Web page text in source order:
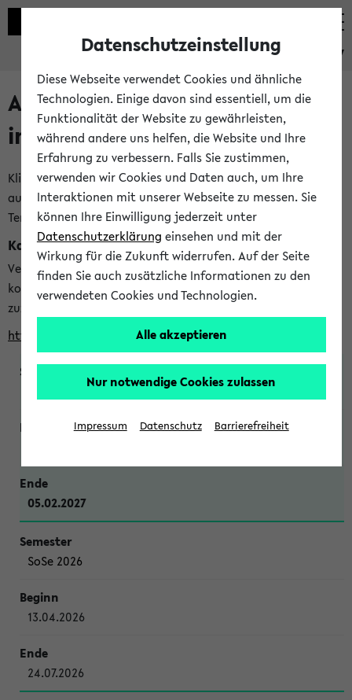
eKVV
Alle veröffentlichten Semester
im eKVV
Klicken Sie auf das Semester, welches Sie für Ihre Sitzung
auswählen möchten. Bitte beachten Sie auch die weiteren
Termine imKalender der Lehrplanung
Kalenderintegration
Verwenden Sie die folgende Adresse, um mit einer
kompatiblen Kalenderanwendung auf die Vorlesungszeiten
zuzugreifen (nähere Informationen
finden Sie hier
https://ekvv.uni-bielefeld.de/ws/calendar?vz
WiSe 2026/2027
05.02.2027
SoSe 2026
13.04.2026
24.07.2026
Datenschutzeinstellung
Diese Webseite verwendet Cookies und ähnliche
Technologien. Einige davon sind essentiell, um die
Funktionalität der Website zu gewährleisten,
während andere uns helfen, die Website und Ihre
Erfahrung zu verbessern. Falls Sie zustimmen,
verwenden wir Cookies und Daten auch, um Ihre
Interaktionen mit unserer Webseite zu messen. Sie
können Ihre Einwilligung jederzeit unter
Datenschutzerklärung einsehen und mit der
Wirkung für die Zukunft widerrufen. Auf der Seite
finden Sie auch zusätzliche Informationen zu den
verwendeten Cookies und Technologien.
Alle akzeptieren
Nur notwendige Cookies zulassen
Impressum Datenschutz Barrierefreiheit